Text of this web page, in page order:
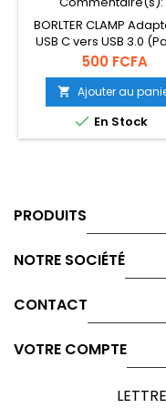
BORLTER CLAMP
USB C vers USB 3.0
de 2), OTG USB-C vers
Compatible avec
Smartphones USB C
Périphériques Type-C
Prix
500 FCFA
 Ajouter au
 En Stock
PRODUITS
NOTRE SOCIÉTÉ
CONTACT
VOTRE COMPTE